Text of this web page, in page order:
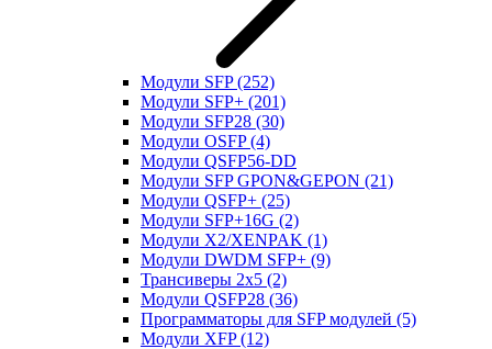
Модули SFP(252)
Модули SFP+ (201)
Модули SFP28 (30)
Модули OSFP(4)
Модули QSFP56-DD
Модули SFP GPON&GEPON (21)
Модули QSFP+ (25)
Модули SFP+16G (2)
Модули X2/XENPAK (1)
Модули DWDM SFP+ (9)
Трансиверы 2x5 (2)
Модули QSFP28 (36)
Программаторы для SFP модулей (5)
Модули XFP(12)